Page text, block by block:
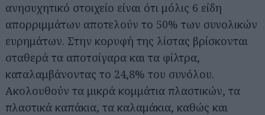
ανησυχητικό στοιχείο είναι ότι μόλις 6 είδη
απορριμμάτων αποτελούν το 50% των συνολικών
ευρημάτων. Στην κορυφή της λίστας βρίσκονται
σταθερά τα αποτσίγαρα και τα φίλτρα,
καταλαμβάνοντας το 24,8% του συνόλου.
Ακολουθούν τα μικρά κομμάτια πλαστικών, τα
πλαστικά καπάκια, τα καλαμάκια, καθώς και